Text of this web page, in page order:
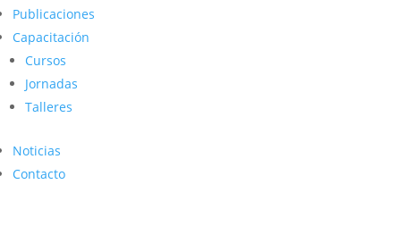
Publicaciones
Capacitación
Cursos
Jornadas
Talleres
Noticias
Contacto